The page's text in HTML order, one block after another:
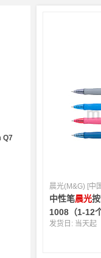
Q7
晨光(M&G) [中
中性笔晨光
1008（1-12
发货日: 当天起